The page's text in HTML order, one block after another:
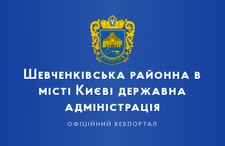
Шевченківська районна в
місті Києві державна
адміністрація
офіційний вебпортал